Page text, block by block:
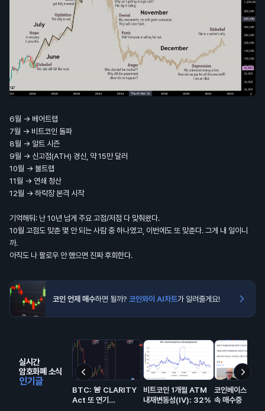
6월 → 베어트랩
7월 → 비트코인 돌파
8월 → 알트 시즌
9월 → 신고점(ATH) 경신, 약 15만 달러
10월 → 불트랩
11월 → 연쇄 청산
12월 → 하락장 본격 시작
기억해둬: 난 10년 넘게 주요 고점/저점 다 맞춰왔다.
10월 고점도 맞춘 몇 안 되는 사람 중 하나였고, 이번에도 또 맞춘다. 그게 내 일이니
까.
아직도 나 팔로우 안 했으면 진짜 후회한다.
코인 언제 매수하면 될까? 코인와이 AI차트가 알려줄게요!
실시간
암호화폐 소식
인기글
BTC: 🚨 CLARITY
Act 또 연기…
비트코인 1개월 ATM
내재변동성(IV): 32%
코인베이스 비트
속 매수중